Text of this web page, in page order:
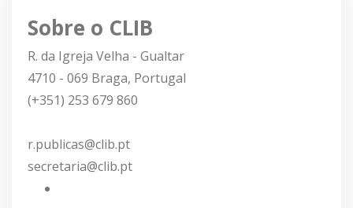
Sobre o CLIB
R. da Igreja Velha - Gualtar
4710 - 069 Braga, Portugal
(+351) 253 679 860
r.publicas@clib.pt
secretaria@clib.pt